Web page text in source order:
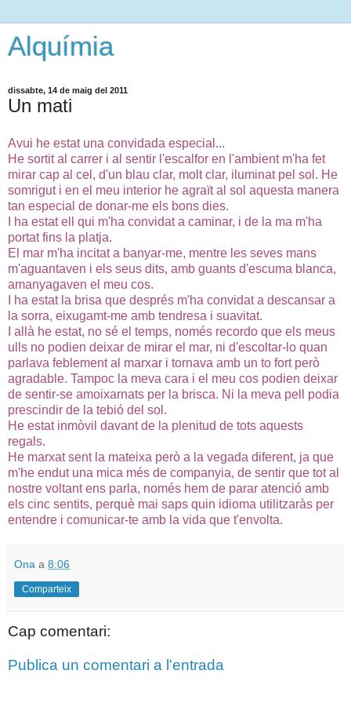
Alquímia
dissabte, 14 de maig del 2011
Un mati
Avui he estat una convidada especial...
He sortit al carrer i al sentir l'escalfor en l'ambient m'ha fet
mirar cap al cel, d'un blau clar, molt clar, i luminatpel sol. He
somrigut i en el meu interior he agraït al sol aquesta manera
tan especial de donar-me els bons dies.
I ha estat ell qui m'ha convidat a caminar, i de la ma m'ha
portat fins la platja.
El mar m'ha incitat a banyar-me, mentre les seves mans
m'aguantaven i els seus dits, amb guants d'escuma blanca,
amanyagaven el meu cos.
I ha estat la brisa que després m'ha convidat a descansar a
la sorra, eixugamt-me amb tendresa i suavitat.
I allà he estat, no sé el temps, només recordo que els meus
ulls no podien deixar de mirar el mar, ni d'escoltar-lo quan
parlava feblement al marxar i tornava amb un to fort però
agradable. Tampoc la meva cara i el meu cos podien deixar
de sentir-se amoixarnats per la brisca. Ni la meva pell podia
prescindir de la tebió del sol.
He estat inmòvil davant de la plenitud de tots aquests
regals.
He marxat sent la mateixa però a la vegada diferent, ja que
m'he endut una mica més de companyia, de sentir que tot al
nostre voltant ens parla, només hem de parar atenció amb
els cinc sentits, perquè mai saps quin idioma utilitzaràs per
entendre i comunicar-te amb la vida que t'envolta.
Ona a 8:06
Comparteix
Cap comentari:
Publica un comentari a l'entrada